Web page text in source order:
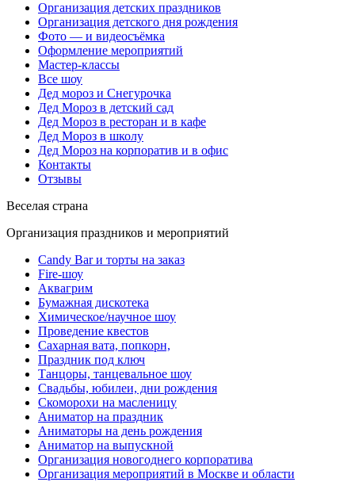
Организация детских праздников
Организация детского дня рождения
Фото — и видеосъёмка
Оформление мероприятий
Мастер-классы
Все шоу
Дед мороз и Снегурочка
Дед Мороз в детский сад
Дед Мороз в ресторан и в кафе
Дед Мороз в школу
Дед Мороз на корпоратив и в офис
Контакты
Отзывы
Веселая страна
Организация праздников и мероприятий
Candy Bar и торты на заказ
Fire-шоу
Аквагрим
Бумажная дискотека
Химическое/научное шоу
Проведение квестов
Сахарная вата, попкорн,
Праздник под ключ
Танцоры, танцевальное шоу
Свадьбы, юбилеи, дни рождения
Скоморохи на масленицу
Аниматор на праздник
Аниматоры на день рождения
Аниматор на выпускной
Организация новогоднего корпоратива
Организация мероприятий в Москве и области